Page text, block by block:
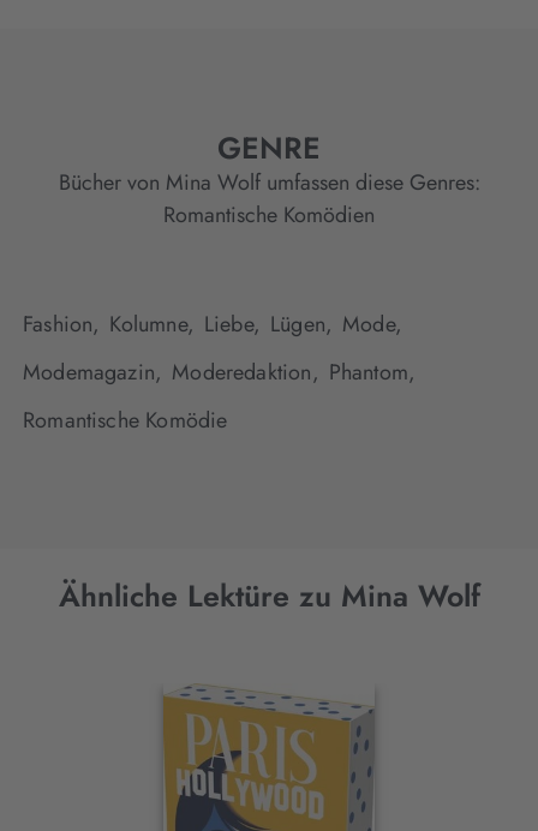
GENRE
Bücher von Mina Wolf umfassen diese Genres:
Romantische Komödien
Fashion, Kolumne, Liebe, Lügen, Mode,
Modemagazin, Moderedaktion, Phantom,
Romantische Komödie
Ähnliche Lektüre zu Mina Wolf